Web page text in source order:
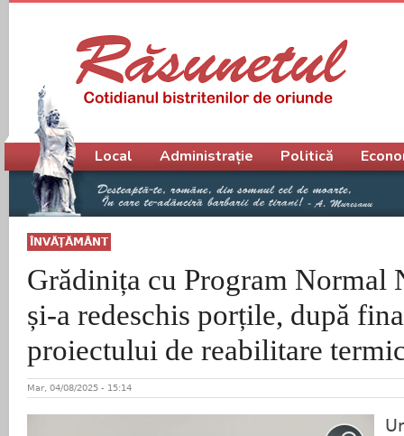
ÎNVĂŢĂMÂNT
Grădinița cu Program Normal
și-a redeschis porțile, după
proiectului de reabilitare
Mar, 04/08/2025 - 15:14
Meniu principal
Local Administrație Politică